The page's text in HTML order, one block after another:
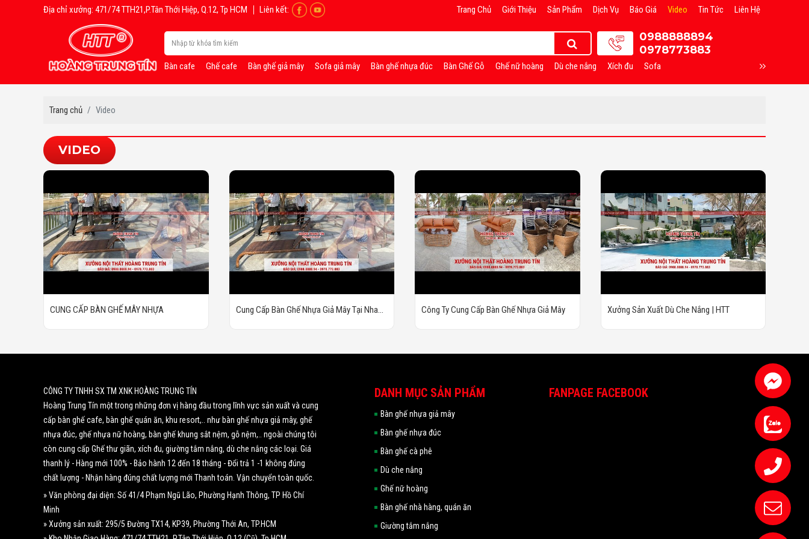
Địa chỉ xưởng: 471/74 TTH21,P.Tân Thới Hiệp, Q.12, Tp HCM Liên kết: Trang Chủ Giới Thiệu Sản Phẩm Dịch Vụ Báo Giá Video Tin Tức Liên Hệ
0988888894
0978773883
Bàn cafe Ghế cafe Bàn ghế giả mây Sofa giả mây Bàn ghế nhựa đúc Bàn Ghế Gỗ Ghế nữ hoàng Dù che nắng Xích đu Sofa
Trang chủ Video
VIDEO
CUNG CẤP BÀN GHẾ MÂY NHỰA
Cung Cấp Bàn Ghế Nhựa Giả Mây Tại Nha
Công Ty Cung Cấp Bàn Ghế Nhựa Giả Mây Xưởng Sản Xuất Dù Che Nắng | HTT
CÔNG TY TNHH SX TM XNK HOÀNG TRUNG TÍN
Hoàng Trung Tín một trong những đơn vị hàng đầu trong lĩnh vực sản xuất và cung
cấp bàn ghế cafe, bàn ghế quán ăn, khu resort,.. như bàn ghế nhựa giả mây, ghế
nhựa đúc, ghế nhựa nữ hoàng, bàn ghế khung sắt nệm, gỗ nệm,.. ngoài chúng tôi
còn cung cấp Ghế thư giãn, xích đu, giường tắm nắng, dù che nắng các loại. Giá
thanh lý - Hàng mới 100% - Bảo hành 12 đến 18 tháng - Đổi trả 1 -1 không đúng
chất lượng - Nhận hàng đúng chất lượng mới Thanh toán. Vận chuyển toàn quốc.
» Văn phòng đại diện: Số 41/4 Phạm Ngũ Lão, Phường Hạnh Thông, TP Hồ Chí
Minh
» Xưởng sản xuất: 295/5 Đường TX14, KP39, Phường Thới An, TP.HCM
DANH MỤC SẢN PHẨM
Bàn ghế nhựa giả mây
Bàn ghế nhựa đúc
Bàn ghế cà phê
Dù che nắng
Ghế nữ hoàng
Bàn ghế nhà hàng, quán ăn
Giường tắm nắng
FANPAGE FACEBOOK